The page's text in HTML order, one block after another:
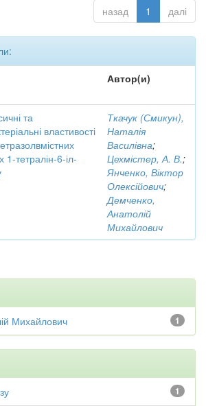
назад 1 далі
Автор(и)
та
властивості
1-тетралін-6-іл-
Ткачук (Смикун),
Наталія
Василівна;
Цехмістер, А. В.;
Янченко, Віктор
Олексійович;
Демченко,
Анатолій
Михайлович
1
Михайлович
1